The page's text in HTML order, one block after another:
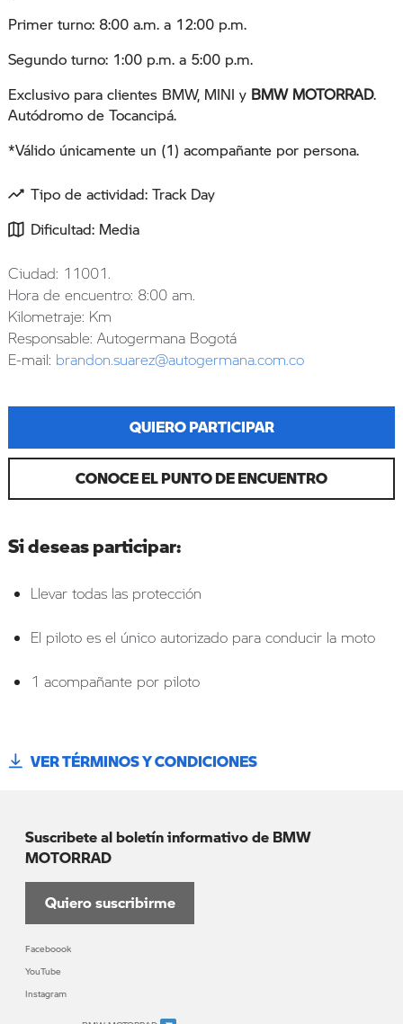
Primer turno: 8:00 a.m. a 12:00 p.m.
Segundo turno: 1:00 p.m. a 5:00 p.m.
Exclusivo para clientes BMW, MINI y BMW MOTORRAD.
Autódromo de Tocancipá.
*Válido únicamente un (1) acompañante por persona.
Tipo de actividad: Track Day
Dificultad: Media
Ciudad: 11001.
Hora de encuentro: 8:00 am.
Kilometraje: Km
Responsable: Autogermana Bogotá
E-mail: brandon.suarez@autogermana.com.co
QUIERO PARTICIPAR
CONOCE EL PUNTO DE ENCUENTRO
Si deseas participar:
Llevar todas las protección
El piloto es el único autorizado para conducir la moto
1 acompañante por piloto
VER TÉRMINOS Y CONDICIONES
Suscribete al boletín informativo de BMW
MOTORRAD
Quiero suscribirme
Faceboook
YouTube
Instagram